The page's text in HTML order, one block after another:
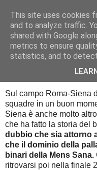
Palla al
venerdì 4 dicembre 2015
Bibliografia di
Sul campo Roma-Siena
squadre in un buon
Siena è anche molto
che ha fatto la storia del
dubbio che sia attorno
che il dominio della
binari della Mens Sana.
ritrovarsi poi nella finale
This site uses cookies
and to analyze traffic.
shared with Google
metrics to ensure
statistics, and to detect